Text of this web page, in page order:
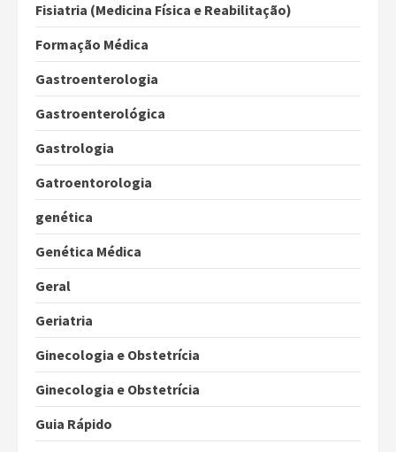
Fisiatria (Medicina Física e Reabilitação)
Formação Médica
Gastroenterologia
Gastroenterológica
Gastrologia
Gatroentorologia
genética
Genética Médica
Geral
Geriatria
Ginecologia e Obstetrícia
Ginecologia e Obstetrícia
Guia Rápido